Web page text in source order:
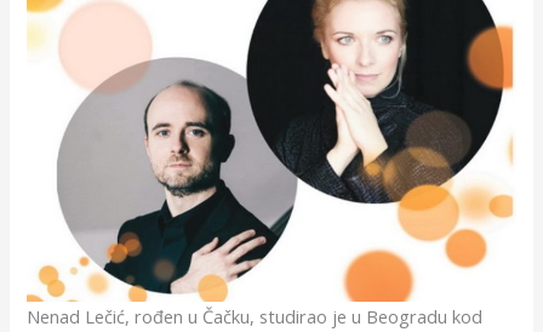
Nenad Lečić, rođen u Čačku, studirao je u Beogradu kod